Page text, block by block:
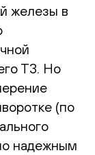
железы в
Т3. Но
(по
надежным